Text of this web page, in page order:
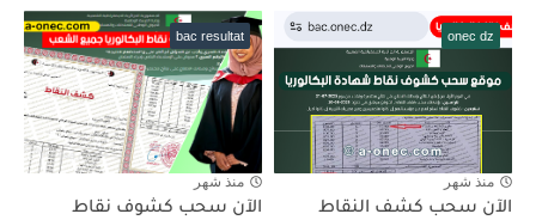
onec dz
منذ شهر
الآن سحب كشف النقاط
bac resultat
منذ شهر
الآن سحب كشوف نقاط